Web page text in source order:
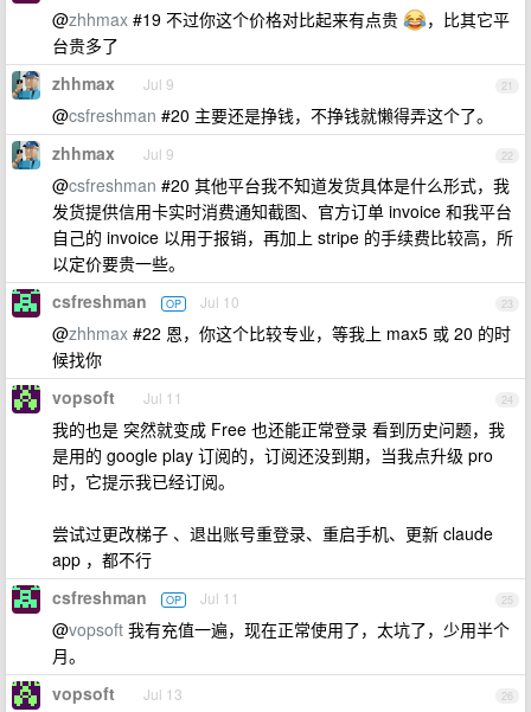
@zhhmax #19 不过你这个价格对比起来有点贵
，比其它平
台贵多了
21
zhhmax Jul 9
@csfreshman #20 主要还是挣钱，不挣钱就懒得弄这个了。
22
zhhmax Jul 9
@csfreshman #20 其他平台我不知道发货具体是什么形式，我
发货提供信用卡实时消费通知截图、官方订单 invoice 和我平台
自己的 invoice 以用于报销，再加上 stripe 的手续费比较高，所
以定价要贵一些。
23
csfreshman OP Jul 10
@zhhmax #22 恩，你这个比较专业，等我上 max5 或 20 的时
候找你
24
vopsoft Jul 11
我的也是 突然就变成 Free 也还能正常登录 看到历史问题，我
是用的 google play 订阅的，订阅还没到期，当我点升级 pro
时，它提示我已经订阅。
尝试过更改梯子 、退出账号重登录、重启手机、更新 claude
app ，都不行
25
csfreshman OP Jul 11
@vopsoft 我有充值一遍，现在正常使用了，太坑了，少用半个
月。
26
vopsoft Jul 13